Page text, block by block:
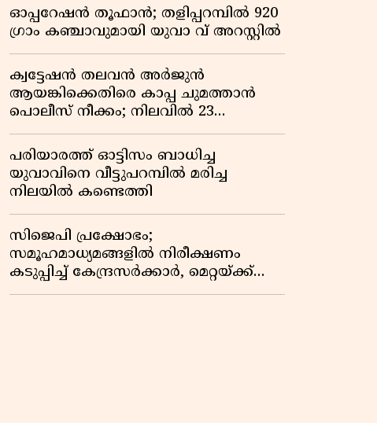
ഓപ്പറേഷൻ തൂഫാൻ; തളിപ്പറമ്പിൽ 920
ഗ്രാം കഞ്ചാവുമായി യുവാ വ് അറസ്റ്റിൽ
ക്വട്ടേഷൻ തലവൻ അർജുൻ
ആയങ്കിക്കെതിരെ കാപ്പ ചുമത്താൻ
പൊലീസ് നീക്കം; നിലവിൽ 23
കേസുകൾ
പരിയാരത്ത് ഓട്ടിസം ബാധിച്ച
യുവാവിനെ വീട്ടുപറമ്പിൽ മരിച്ച
നിലയിൽ കണ്ടെത്തി
സിജെപി പ്രക്ഷോഭം;
സമൂഹമാധ്യമങ്ങളിൽ നിരീക്ഷണം
കടുപ്പിച്ച് കേന്ദ്രസർക്കാർ, മെറ്റയ്ക്ക്
നിർദേശം